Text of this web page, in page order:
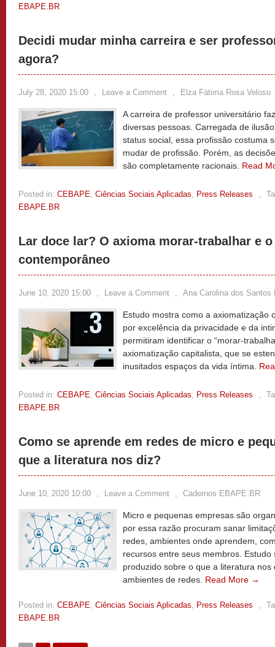
EBAPE.BR
Decidi mudar minha carreira e ser
agora?
July 28, 2020 15:00 , Leave a Comment , Elza Fátima Rosa Veloso
A carreira de professor universitário
diversas pessoas. Carregada de
status social, essa profissão costuma
mudar de profissão. Porém, as
são completamente racionais. Read
Posted in: CEBAPE, Ciências Sociais Aplicadas, Press Releases ,
EBAPE.BR
Lar doce lar? O axioma morar-trabalhar e
contemporâneo
June 10, 2020 15:00 , Leave a Comment , Ana Carolina dos Santos
Estudo mostra como a axiomatização
por excelência da privacidade e da
permitiram identificar o “morar-
axiomatização capitalista, que se
inusitados espaços da vida íntima.
Posted in: CEBAPE, Ciências Sociais Aplicadas, Press Releases ,
EBAPE.BR
Como se aprende em redes de micro e
que a literatura nos diz?
June 10, 2020 10:00 , Leave a Comment , Cadernos EBAPE.BR
Micro e pequenas empresas são
por essa razão procuram sanar
redes, ambientes onde aprendem,
recursos entre seus membros.
produzido sobre o que a literatura
ambientes de redes. Read More →
Posted in: CEBAPE, Ciências Sociais Aplicadas, Press Releases ,
EBAPE.BR